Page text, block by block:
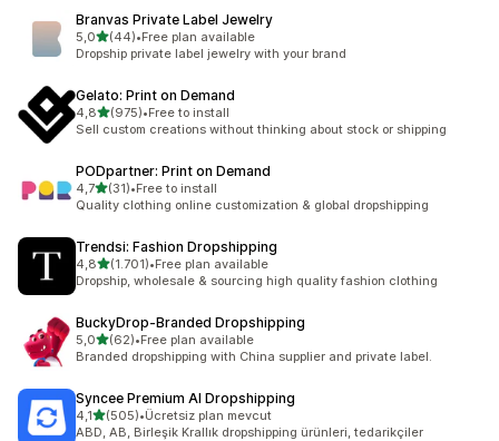
Branvas Private Label Jewelry
5,05 yıldız üzerinden
(44)
toplam 44 değerlendirme
•Free plan available
Dropship private label jewelry with your brand
Gelato: Print on Demand
4,85 yıldız üzerinden
(975)
toplam 975 değerlendirme
•Free to install
Sell custom creations without thinking about stock or shipping
PODpartner: Print on Demand
4,75 yıldız üzerinden
(31)
toplam 31 değerlendirme
•Free to install
Quality clothing online customization & global dropshipping
Trendsi: Fashion Dropshipping
4,85 yıldız üzerinden
(1.701)
toplam 1701 değerlendirme
•Free plan available
Dropship, wholesale & sourcing high quality fashion clothing
BuckyDrop‑Branded Dropshipping
5,05 yıldız üzerinden
(62)
toplam 62 değerlendirme
•Free plan available
Branded dropshipping with China supplier and private label.
Syncee Premium AI Dropshipping
4,15 yıldız üzerinden
(505)
toplam 505 değerlendirme
•Ücretsiz plan mevcut
ABD, AB, Birleşik Krallık dropshipping ürünleri, tedarikçiler